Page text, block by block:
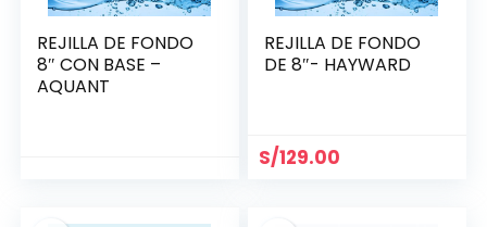
REJILLA DE FONDO
8″ CON BASE –
AQUANT
REJILLA DE FONDO
DE 8″- HAYWARD
S/129.00